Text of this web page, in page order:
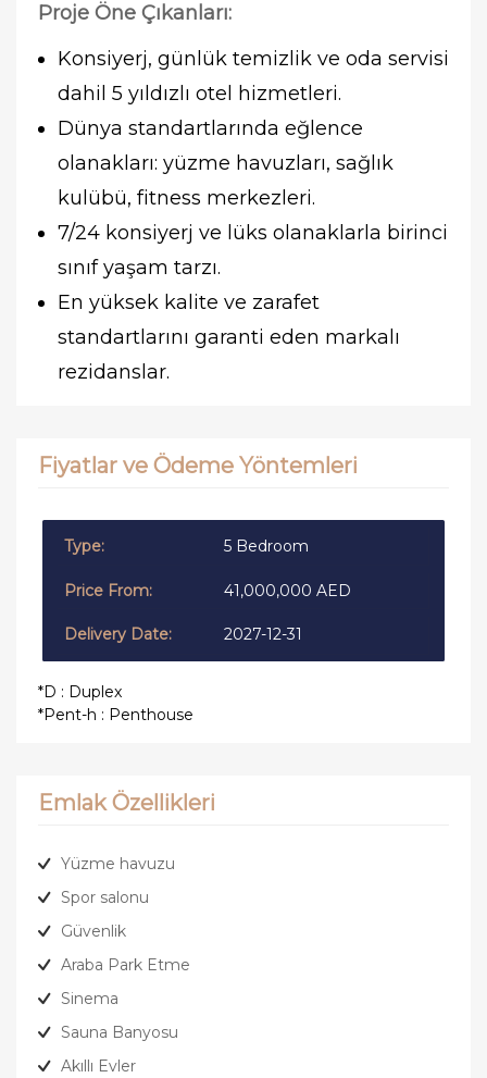
Proje Öne Çıkanları:
Konsiyerj, günlük temizlik ve oda servisi
dahil 5 yıldızlı otel hizmetleri.
Dünya standartlarında eğlence
olanakları: yüzme havuzları, sağlık
kulübü, fitness merkezleri.
7/24 konsiyerj ve lüks olanaklarla birinci
sınıf yaşam tarzı.
En yüksek kalite ve zarafet
standartlarını garanti eden markalı
rezidanslar.
Fiyatlar ve Ödeme Yöntemleri
5 Bedroom
41,000,000 AED
2027-12-31
*D : Duplex
*Pent-h : Penthouse
Emlak Özellikleri
Yüzme havuzu
Spor salonu
Güvenlik
Araba Park Etme
Sinema
Sauna Banyosu
Akıllı Evler